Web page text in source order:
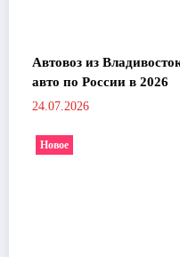
Автовоз из
авто по России в 2026
24.07.2026
Новое